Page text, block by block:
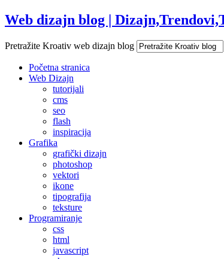
Web dizajn blog |
Pretražite Kroativ web dizajn blog
Početna stranica
Web Dizajn
tutorijali
cms
seo
flash
inspiracija
Grafika
grafički dizajn
photoshop
vektori
ikone
tipografija
teksture
Programiranje
css
html
javascript